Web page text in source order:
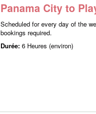
Panama City to
Scheduled for every day of the
bookings required.
Durée: 6 Heures (environ)